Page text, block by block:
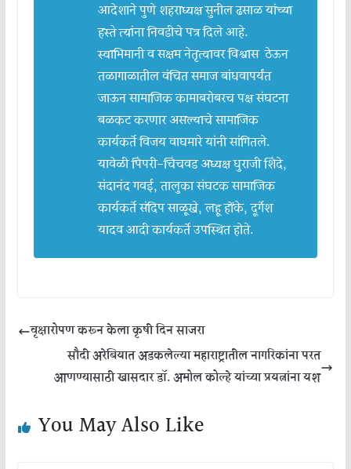
आदेशाने पुणे शहराध्यक्ष सुनील ढसाळ यांच्या
हस्ते त्यांना निवडीचे पत्र दिले आहे.
स्वाभिमानी व सक्षम नेतृत्वावर विश्वास ठेऊन
तळागाळातील वंचित समाज बांधवापर्यंत
जाऊन सामाजिक कामाबरोबरच पक्ष संघटना
बळकट करणार असल्याचे सामाजिक
कार्यकर्ते विजय वाघमारे यांनी सांगितले.
यावेळी पिंपरी-चिंचवड अध्यक्ष धुराजी शिंदे,
संदानंद गवई, तालुका संघटक सामाजिक
कार्यकर्ते संदिप साऴूखे, लहू होंके, दूर्गेश
यादव आदी कार्यकर्ते उपस्थित होते.
वृक्षारोपण करून केला कृषी दिन साजरा
सौदी अरेबियात अडकलेल्या महाराष्ट्रातील नागरिकांना परत
आणण्यासाठी खासदार डॉ. अमोल कोल्हे यांच्या प्रयत्नांना यश
You May Also Like